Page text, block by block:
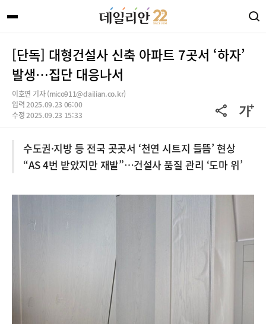
[단독] 대형건설사 신축 아파트 7곳서 ‘하자’
발생…집단 대응나서
이호연 기자 (mico911@dailian.co.kr)
입력 2025.09.23 06:00
수정 2025.09.23 15:33
수도권·지방 등 전국 곳곳서 ‘천연 시트지 들뜸’ 현상
“AS 4번 받았지만 재발”…건설사 품질 관리 ‘도마 위’